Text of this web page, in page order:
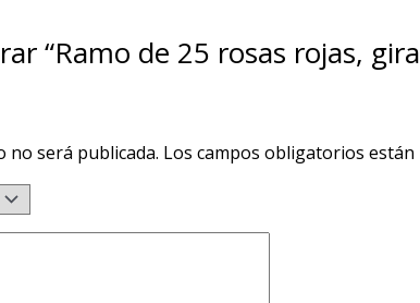
“Ramo de 25 rosas rojas,
no será publicada. Los campos obligatorios están